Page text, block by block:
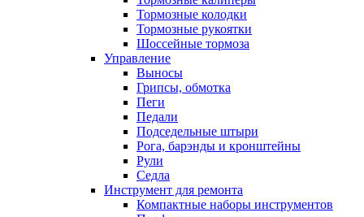
Тормозные колодки
Тормозные рукоятки
Шоссейные тормоза
Управление
Выносы
Грипсы, обмотка
Пеги
Педали
Подседельные штыри
Рога, барэнды и кронштейны
Рули
Седла
Инструмент для ремонта
Компактные наборы инструментов